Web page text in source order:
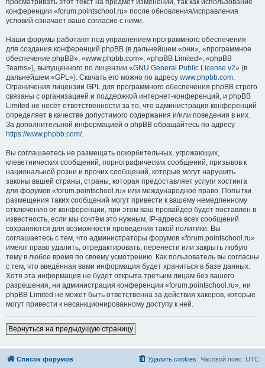
просматривать этот текст на предмет изменений, так как использование
конференции «forum.pointschool.ru» после обновления/исправления
условий означает ваше согласие с ними.
Наши форумы работают под управлением программного обеспечения
для создания конференций phpBB (в дальнейшем «они», «программное
обеспечение phpBB», «www.phpbb.com», «phpBB Limited», «phpBB
Teams»), выпущенного по лицензии «GNU General Public License v2» (в
дальнейшем «GPL»). Скачать его можно по адресу www.phpbb.com.
Ограничения лицензии GPL для программного обеспечения phpBB строго
связаны с организацией и поддержкой интернет-конференций, и phpBB
Limited не несёт ответственности за то, что администрация конференций
определяет в качестве допустимого содержания и/или поведения в них.
За дополнительной информацией о phpBB обращайтесь по адресу
https://www.phpbb.com/.
Вы соглашаетесь не размещать оскорбительных, угрожающих,
клеветнических сообщений, порнографических сообщений, призывов к
национальной розни и прочих сообщений, которые могут нарушить
законы вашей страны, страны, которая предоставляет услуги хостинга
для форумов «forum.pointschool.ru» или международное право. Попытки
размещения таких сообщений могут привести к вашему немедленному
отключению от конференции, при этом ваш провайдер будет поставлен в
известность, если мы сочтём это нужным. IP-адреса всех сообщений
сохраняются для возможности проведения такой политики. Вы
соглашаетесь с тем, что администраторы форумов «forum.pointschool.ru»
имеют право удалить, отредактировать, перенести или закрыть любую
тему в любое время по своему усмотрению. Как пользователь вы согласны
с тем, что введённая вами информация будет храниться в базе данных.
Хотя эта информация не будет открыта третьим лицам без вашего
разрешения, ни администрация конференции «forum.pointschool.ru», ни
phpBB Limited не может быть ответственна за действия хакеров, которые
могут привести к несанкционированному доступу к ней.
Вернуться на предыдущую страницу
Список форумов Часовой пояс: UTC
Удалить cookies